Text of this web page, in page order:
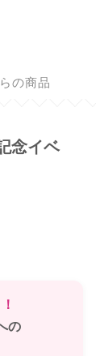
の商品
念イベ
の